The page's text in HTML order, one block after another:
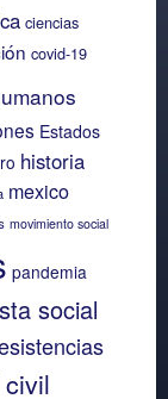
ciencias
covid-19
Estados
historia
mexico
movimiento social
pandemia
social